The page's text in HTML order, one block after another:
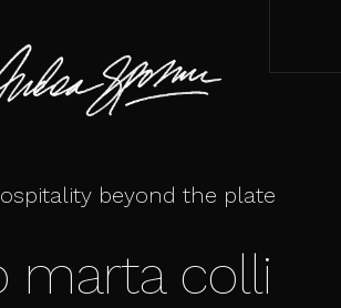
beyond the plate
marta colli